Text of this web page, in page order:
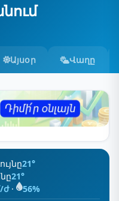
Այսօր Վաղը
21°
21°
ժ· 56%